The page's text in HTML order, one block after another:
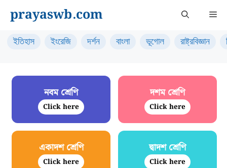
content
prayaswb.com
ইতিহাস ইংরেজি দর্শন বাংলা ভূগোল রাষ্ট্রবিজ্ঞান
নবম শ্রেণি
Click here
দশম শ্রেণি
Click here
একাদশ শ্রেণি
Click here
দ্বাদশ শ্রেণি
Click here